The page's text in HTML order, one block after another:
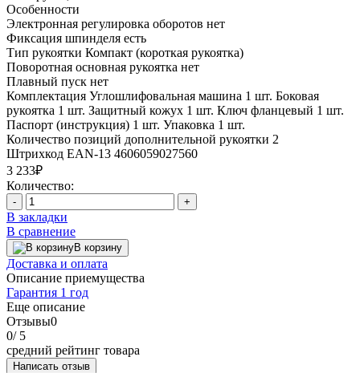
Особенности
Электронная регулировка оборотов нет
Фиксация шпинделя есть
Тип рукоятки Компакт (короткая рукоятка)
Поворотная основная рукоятка нет
Плавный пуск нет
Комплектация Углошлифовальная машина 1 шт. Боковая
рукоятка 1 шт. Защитный кожух 1 шт. Ключ фланцевый 1 шт.
Паспорт (инструкция) 1 шт. Упаковка 1 шт.
Количество позиций дополнительной рукоятки 2
Штрихкод EAN-13 4606059027560
3 233₽
Количество:
- +
В закладки
В сравнение
В корзину
Доставка и оплата
Описание приемущества
Гарантия 1 год
Еще описание
Отзывы0
0/ 5
средний рейтинг товара
Написать отзыв